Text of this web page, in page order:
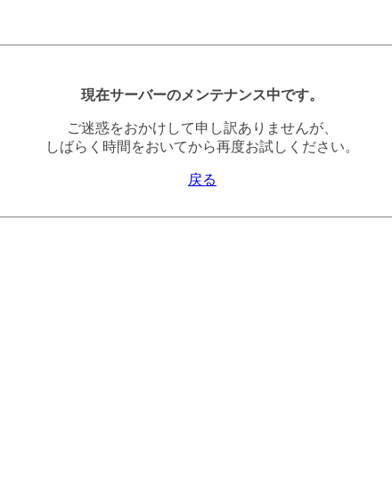
現在サーバーのメンテナンス中です。
ご迷惑をおかけして申し訳ありませんが、
しばらく時間をおいてから再度お試しください。
戻る